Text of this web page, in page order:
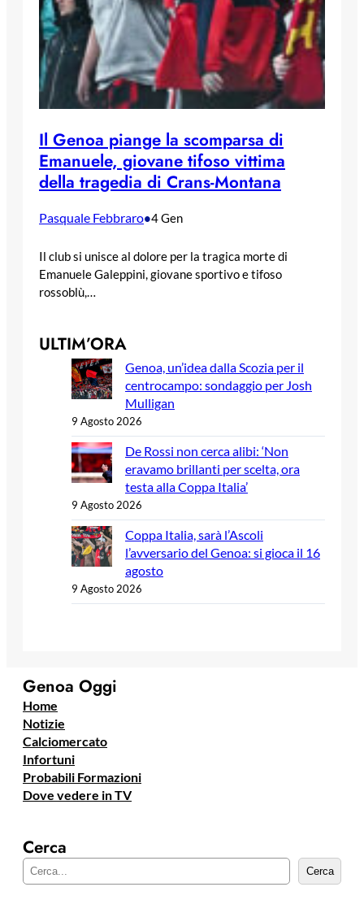
Il Genoa piange la scomparsa di
Emanuele, giovane tifoso vittima
della tragedia di Crans-Montana
Pasquale Febbraro•4 Gen
Il club si unisce al dolore per la tragica morte di
Emanuele Galeppini, giovane sportivo e tifoso
rossoblù,…
ULTIM’ORA
Genoa, un’idea dalla Scozia per il
centrocampo: sondaggio per Josh
Mulligan
9 Agosto 2026
De Rossi non cerca alibi: ‘Non
eravamo brillanti per scelta, ora
testa alla Coppa Italia’
9 Agosto 2026
Coppa Italia, sarà l’Ascoli
l’avversario del Genoa: si gioca il 16
agosto
9 Agosto 2026
Genoa Oggi
Home
Notizie
Calciomercato
Infortuni
Probabili Formazioni
Dove vedere in TV
Cerca
e
Cerca